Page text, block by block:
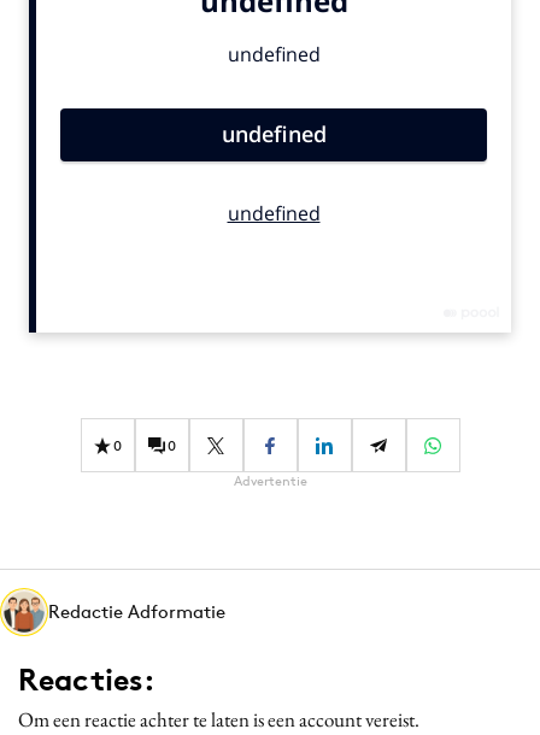
Gedragsverandering
Influencer marketing
Media
Merkstrategie
PR
Programmatic
Purpose Marketing
0 0
Advertentie
Redactie Adformatie
Reacties:
Om een reactie achter te laten is een account vereist.